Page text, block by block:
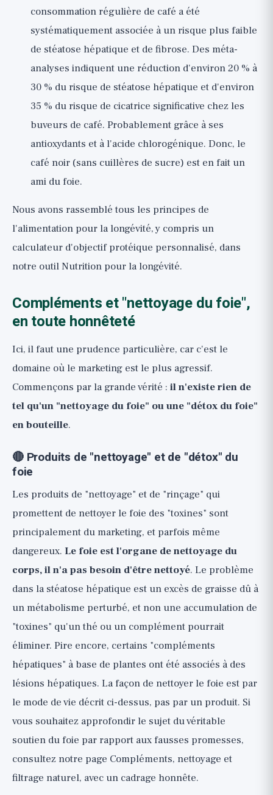
consommation régulière de café a été
systématiquement associée à un risque plus faible
de stéatose hépatique et de fibrose. Des méta-
analyses indiquent une réduction d'environ 20 % à
30 % du risque de stéatose hépatique et d'environ
35 % du risque de cicatrice significative chez les
buveurs de café. Probablement grâce à ses
antioxydants et à l'acide chlorogénique. Donc, le
café noir (sans cuillères de sucre) est en fait un
ami du foie.
Nous avons rassemblé tous les principes de
l'alimentation pour la longévité, y compris un
calculateur d'objectif protéique personnalisé, dans
notre outilNutrition pour la longévité.
Compléments et "nettoyage du foie",
en toute honnêteté
Ici, il faut une prudence particulière, car c'est le
domaine où le marketing est le plus agressif.
Commençons par la grande vérité : il n'existe rien de
tel qu'un "nettoyage du foie" ou une "détox du foie"
en bouteille.
🔴 Produits de "nettoyage" et de "détox" du
foie
Les produits de "nettoyage" et de "rinçage" qui
promettent de nettoyer le foie des "toxines" sont
principalement du marketing, et parfois même
dangereux. Le foie est l'organe de nettoyage du
corps, il n'a pas besoin d'être nettoyé. Le problème
dans la stéatose hépatique est un excès de graisse dû à
un métabolisme perturbé, et non une accumulation de
"toxines" qu'un thé ou un complément pourrait
éliminer. Pire encore, certains "compléments
hépatiques" à base de plantes ont été associés à des
lésions hépatiques. La façon de nettoyer le foie est par
le mode de vie décrit ci-dessus, pas par un produit. Si
vous souhaitez approfondir le sujet du véritable
soutien du foie par rapport aux fausses promesses,
consultez notre page Compléments, nettoyage et
filtrage naturel, avec un cadrage honnête.